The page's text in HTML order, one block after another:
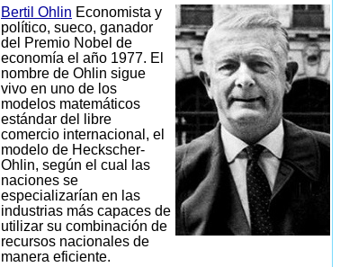
Bertil Ohlin Economista y
político, sueco, ganador
del Premio Nobel de
economía el año 1977. El
nombre de Ohlin sigue
vivo en uno de los
modelos matemáticos
estándar del libre
comercio internacional, el
modelo de Heckscher-
Ohlin, según el cual las
naciones se
especializarían en las
industrias más capaces de
utilizar su combinación de
recursos nacionales de
manera eficiente.